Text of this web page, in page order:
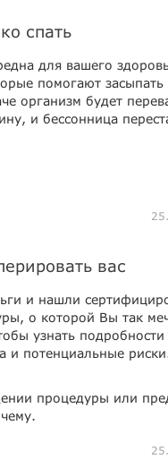
спать
для вашего
помогают
организм будет
и бессонница
вас
и нашли
о которой Вы так
узнать
и потенциальные
процедуры или